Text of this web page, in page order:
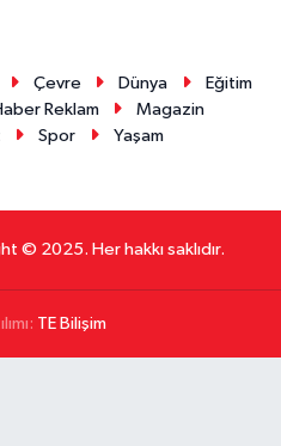
Çevre Dünya
Eğitim
Reklam
Magazin
Spor Yaşam
© 2025. Her hakkı saklıdır.
TE Bilişim